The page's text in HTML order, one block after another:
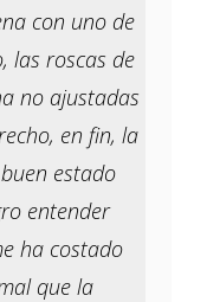
con uno de
las roscas de
no ajustadas
en fin, la
estado
entender
ha costado
que la